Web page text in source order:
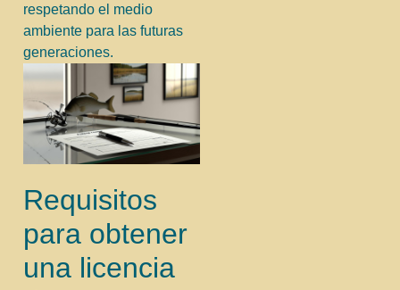
respetando el medio
ambiente para las futuras
generaciones.
Requisitos
para obtener
una licencia